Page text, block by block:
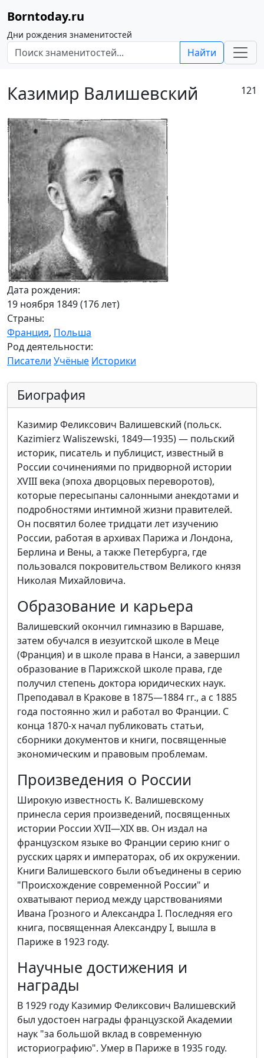
Borntoday.ru
Дни рождения знаменитостей
Найти
Казимир Валишевский 121
Дата рождения:
19 ноября 1849 (176 лет)
Страны:
Франция, Польша
Род деятельности:
Писатели Учёные Историки
Биография
Казимир Феликсович Валишевский (польск.
Kazimierz Waliszewski, 1849—1935) — польский
историк, писатель и публицист, известный в
России сочинениями по придворной истории
XVIII века (эпоха дворцовых переворотов),
которые пересыпаны салонными анекдотами и
подробностями интимной жизни правителей.
Он посвятил более тридцати лет изучению
России, работая в архивах Парижа и Лондона,
Берлина и Вены, а также Петербурга, где
пользовался покровительством Великого князя
Николая Михайловича.
Образование и карьера
Валишевский окончил гимназию в Варшаве,
затем обучался в иезуитской школе в Меце
(Франция) и в школе права в Нанси, а завершил
образование в Парижской школе права, где
получил степень доктора юридических наук.
Преподавал в Кракове в 1875—1884 гг., а с 1885
года постоянно жил и работал во Франции. С
конца 1870-х начал публиковать статьи,
сборники документов и книги, посвященные
экономическим и правовым проблемам.
Произведения о России
Широкую известность К. Валишевскому
принесла серия произведений, посвященных
истории России XVII—XIX вв. Он издал на
французском языке во Франции серию книг о
русских царях и императорах, об их окружении.
Книги Валишевского были объединены в серию
"Происхождение современной России" и
охватывают период между царствованиями
Ивана Грозного и Александра I. Последняя его
книга, посвященная Александру I, вышла в
Париже в 1923 году.
Научные достижения и
награды
В 1929 году Казимир Феликсович Валишевский
был удостоен награды французской Академии
наук "за большой вклад в современную
историографию". Умер в Париже в 1935 году.